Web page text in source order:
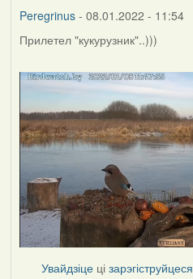
Peregrinus- 08.01.2022 - 11:54
Прилетел "кукурузник"..)))
Увайдзіце цізарэгіструйцеся